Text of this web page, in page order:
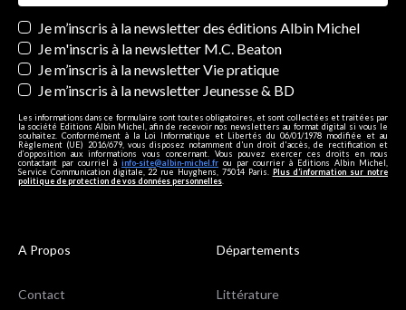
Newsletters
Je m’inscris à la newsletter des éditions Albin Michel
Je m'inscris à la newsletter M.C. Beaton
Je m’inscris à la newsletter Vie pratique
Je m’inscris à la newsletter Jeunesse & BD
Les informations dans ce formulaire sont toutes obligatoires, et sont collectées et traitées par
la société Editions Albin Michel, afin de recevoir nos newsletters au format digital si vous le
souhaitez. Conformément à la Loi Informatique et Libertés du 06/01/1978 modifiée et au
Règlement (UE) 2016/679, vous disposez notamment d'un droit d'accès, de rectification et
d’opposition aux informations vous concernant. Vous pouvez exercer ces droits en nous
contactant par courriel à info-site@albin-michel.fr ou par courrier à Editions Albin Michel,
Service Communication digitale, 22 rue Huyghens, 75014 Paris. Plus d’information sur notre
politique de protection de vos données personnelles
A Propos
Contact
Départements
Littérature